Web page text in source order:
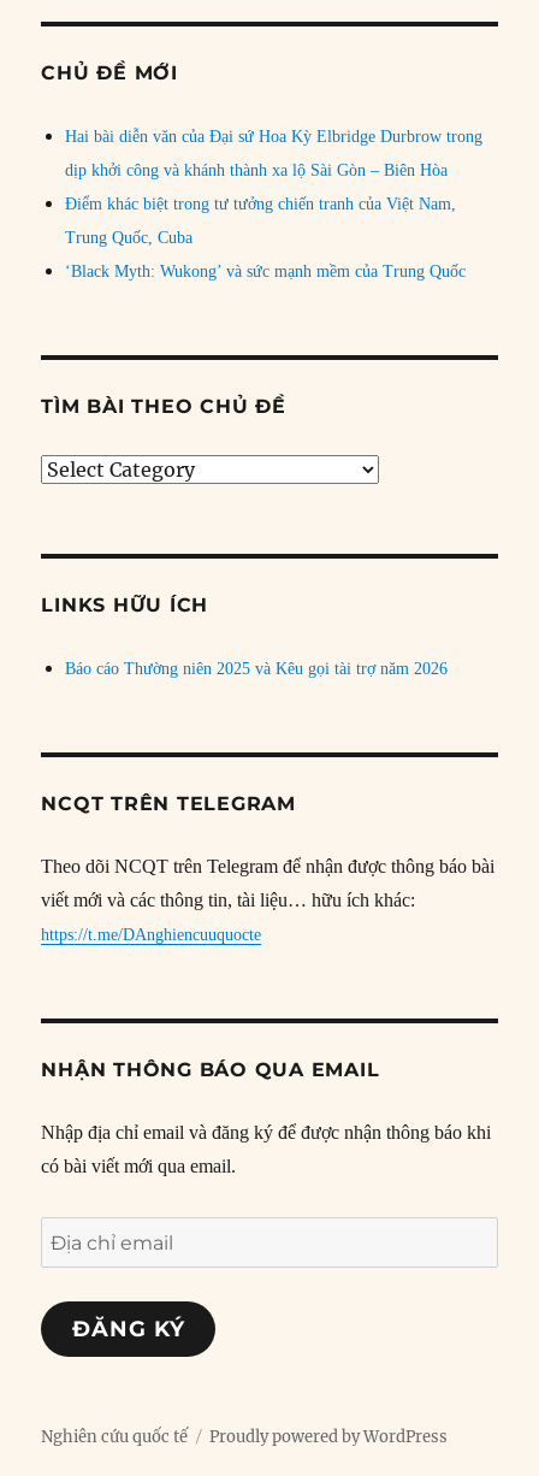
CHỦ ĐỀ MỚI
Hai bài diễn văn của Đại sứ Hoa Kỳ Elbridge Durbrow trong
dịp khởi công và khánh thành xa lộ Sài Gòn – Biên Hòa
Điểm khác biệt trong tư tưởng chiến tranh của Việt Nam,
Trung Quốc, Cuba
‘Black Myth: Wukong’ và sức mạnh mềm của Trung Quốc
TÌM BÀI THEO CHỦ ĐỀ
Tìm
đề
LINKS HỮU ÍCH
Báo cáo Thường niên 2025 và Kêu gọi tài trợ năm 2026
NCQT TRÊN TELEGRAM
Theo dõi NCQT trên Telegram để nhận được thông báo bài
viết mới và các thông tin, tài liệu… hữu ích khác:
https://t.me/DAnghiencuuquocte
NHẬN THÔNG BÁO QUA EMAIL
Nhập địa chỉ email và đăng ký để được nhận thông báo khi
có bài viết mới qua email.
Địa
chỉ
email
ĐĂNG KÝ
Nghiên cứu quốc tế Proudly powered by WordPress